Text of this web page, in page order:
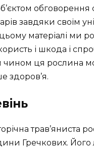
обговорення
завдяки своїм
матеріалі ми
і шкода і
чином ця рослина
здоров’я.
трав’яниста
Гречкових. Його